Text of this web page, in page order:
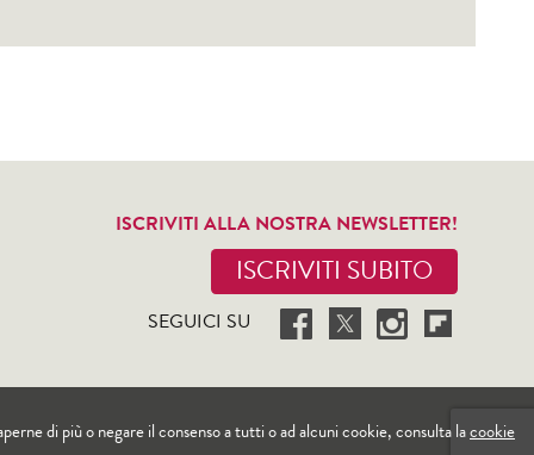
ISCRIVITI ALLA NOSTRA NEWSLETTER!
ISCRIVITI SUBITO
SEGUICI SU
di più o negare il consenso a tutti o ad alcuni cookie, consulta lacookie